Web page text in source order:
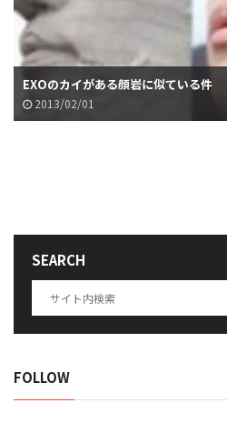
EXOのカイがある顔岩に似ている件
2013/02/01
SEARCH
FOLLOW